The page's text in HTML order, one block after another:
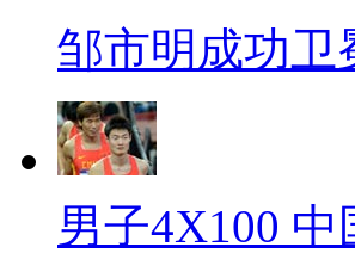
邹市明成功卫
男子4X100